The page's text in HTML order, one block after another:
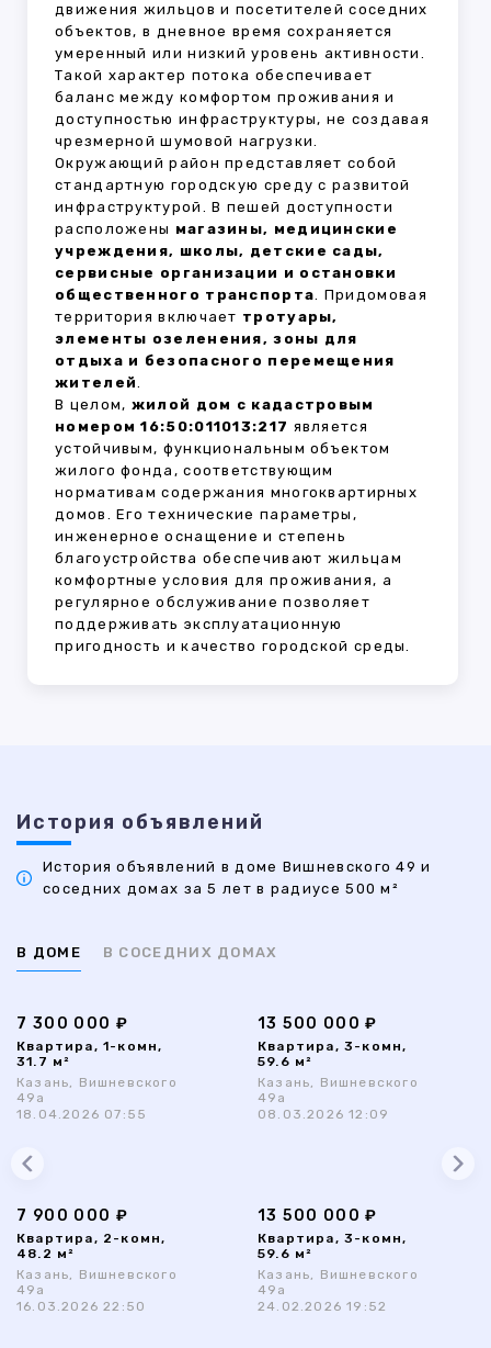
движения жильцов и посетителей соседних
объектов, в дневное время сохраняется
умеренный или низкий уровень активности.
Такой характер потока обеспечивает
баланс между комфортом проживания и
доступностью инфраструктуры, не создавая
чрезмерной шумовой нагрузки.
Окружающий район представляет собой
стандартную городскую среду с развитой
инфраструктурой. В пешей доступности
расположены магазины, медицинские
учреждения, школы, детские сады,
сервисные организации и остановки
общественного транспорта. Придомовая
территория включает тротуары,
элементы озеленения, зоны для
отдыха и безопасного перемещения
жителей.
В целом, жилой дом с кадастровым
номером 16:50:011013:217 является
устойчивым, функциональным объектом
жилого фонда, соответствующим
нормативам содержания многоквартирных
домов. Его технические параметры,
инженерное оснащение и степень
благоустройства обеспечивают жильцам
комфортные условия для проживания, а
регулярное обслуживание позволяет
поддерживать эксплуатационную
пригодность и качество городской среды.
История объявлений
История объявлений в доме Вишневского 49 и
соседних домах за 5 лет в радиусе 500 м²
В ДОМЕ В СОСЕДНИХ ДОМАХ
7 300 000 ₽
Квартира, 1-комн,
31.7 м²
Казань, Вишневского
49а
18.04.2026 07:55
13 500 000 ₽
Квартира, 3-комн,
59.6 м²
Казань, Вишневского
49а
08.03.2026 12:09
7 900 000 ₽
Квартира, 2-комн,
48.2 м²
Казань, Вишневского
49а
16.03.2026 22:50
13 500 000 ₽
Квартира, 3-комн,
59.6 м²
Казань, Вишневского
49а
24.02.2026 19:52